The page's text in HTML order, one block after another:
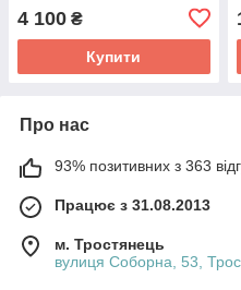
4 100 ₴
Купити
Про нас
93% позитивних з 363
Працює з 31.08.2013
м. Тростянець
вулиця Соборна, 53,